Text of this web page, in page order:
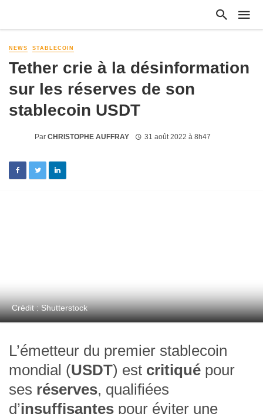
NEWS STABLECOIN
Tether crie à la désinformation
sur les réserves de son
stablecoin USDT
Par CHRISTOPHE AUFFRAY 31 août 2022 à 8h47
Crédit : Shutterstock
L’émetteur du premier stablecoin
mondial (USDT) est critiqué pour
ses réserves, qualifiées
d’insuffisantes pour éviter une